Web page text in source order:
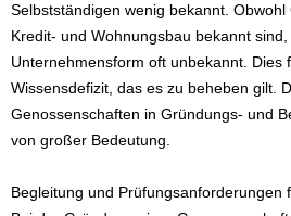
Selbstständigen wenig bekannt.
Kredit- und Wohnungsbau bekannt
Unternehmensform oft unbekannt. Dies
Wissensdefizit, das es zu beheben gilt.
Genossenschaften in Gründungs- und
von großer Bedeutung.
Begleitung und Prüfungsanforderungen